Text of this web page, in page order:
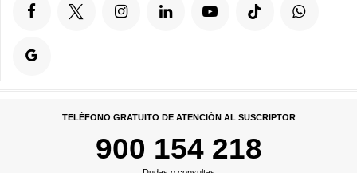
TELÉFONO GRATUITO DE ATENCIÓN AL SUSCRIPTOR
900 154 218